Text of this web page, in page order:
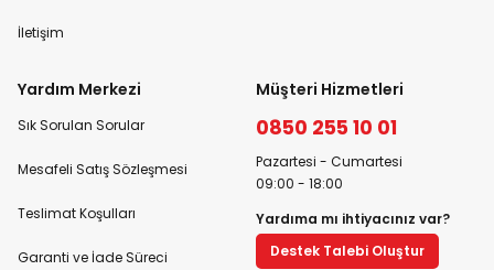
İletişim
Yardım Merkezi
Sık Sorulan Sorular
Mesafeli Satış Sözleşmesi
Teslimat Koşulları
Garanti ve İade Süreci
Müşteri Hizmetleri
0850 255 10 01
Pazartesi - Cumartesi
09:00 - 18:00
Yardıma mı ihtiyacınız var?
Destek Talebi Oluştur